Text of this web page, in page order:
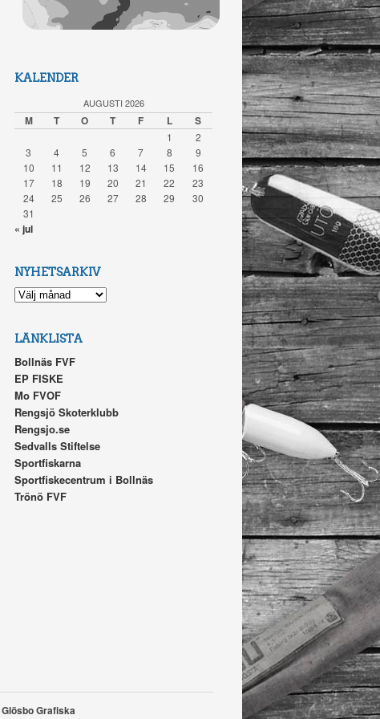
KALENDER
AUGUSTI 2026
M T O T F L S
1
2
3
4 5 6 7 8
9
10
11 12 13 14 15
16
17
18 19 20 21 22
23
24
25 26 27 28 29
30
31
« jul
NYHETSARKIV
NYHETSARKIV
LÄNKLISTA
Bollnäs FVF
EP FISKE
Mo FVOF
Rengsjö Skoterklubb
Rengsjo.se
Sedvalls Stiftelse
Sportfiskarna
Sportfiskecentrum i Bollnäs
Trönö FVF
Glösbo Grafiska